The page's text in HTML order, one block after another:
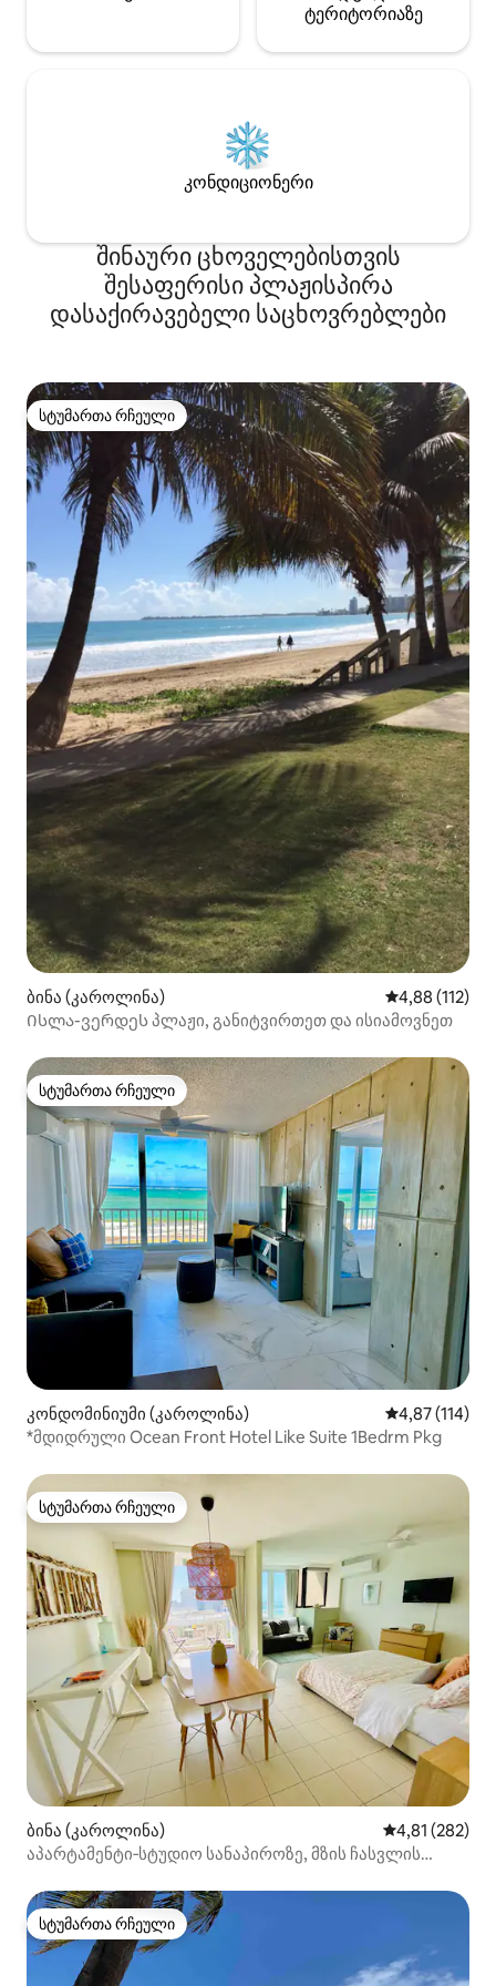
ტერიტორიაზე
კონდიციონერი
შინაური ცხოველებისთვის
შესაფერისი პლაჟისპირა
დასაქირავებელი საცხოვრებლები
სტუმართა რჩეული
სტუმართა რჩეული
ბინა (კაროლინა) საშუალო
4,88 (112)
Ისლა-ვერდეს პლაჟი, განიტვირთეთ და ისიამოვნეთ
სტუმართა რჩეული
სტუმართა რჩეული
კონდომინიუმი (კაროლინა) საშუალო
4,87 (114)
*მდიდრული Ocean Front Hotel Like Suite 1Bedrm Pkg
სტუმართა რჩეული
სტუმართა რჩეული
ბინა (კაროლინა) საშუალო
4,81 (282)
აპარტამენტი‑სტუდიო სანაპიროზე, მზის ჩასვლის
სტუმართა რჩეული
სტუმართა რჩეული